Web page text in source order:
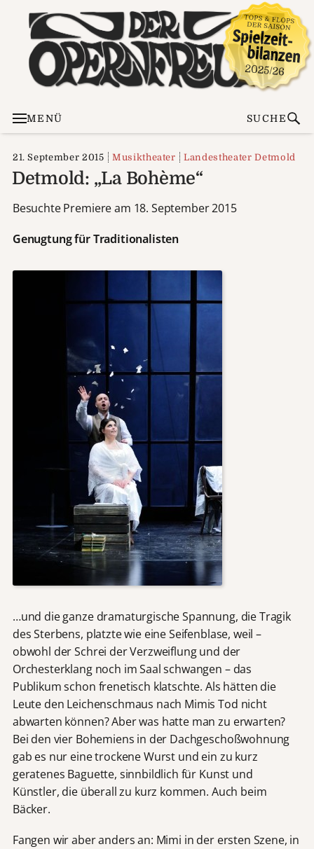
MENÜ SUCHE
21. September 2015 Musiktheater Landestheater Detmold
Detmold: „La Bohème“
Besuchte Premiere am 18. September 2015
Genugtung für Traditionalisten
…und die ganze dramaturgische Spannung, die Tragik
des Sterbens, platzte wie eine Seifenblase, weil –
obwohl der Schrei der Verzweiflung und der
Orchesterklang noch im Saal schwangen – das
Publikum schon frenetisch klatschte. Als hätten die
Leute den Leichenschmaus nach Mimis Tod nicht
abwarten können? Aber was hatte man zu erwarten?
Bei den vier Bohemiens in der Dachgeschoßwohnung
gab es nur eine trockene Wurst und ein zu kurz
geratenes Baguette, sinnbildlich für Kunst und
Künstler, die überall zu kurz kommen. Auch beim
Bäcker.
Fangen wir aber anders an: Mimi in der ersten Szene, in